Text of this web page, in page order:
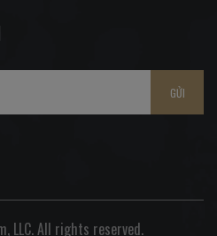
GỬI
LLC. All rights reserved.